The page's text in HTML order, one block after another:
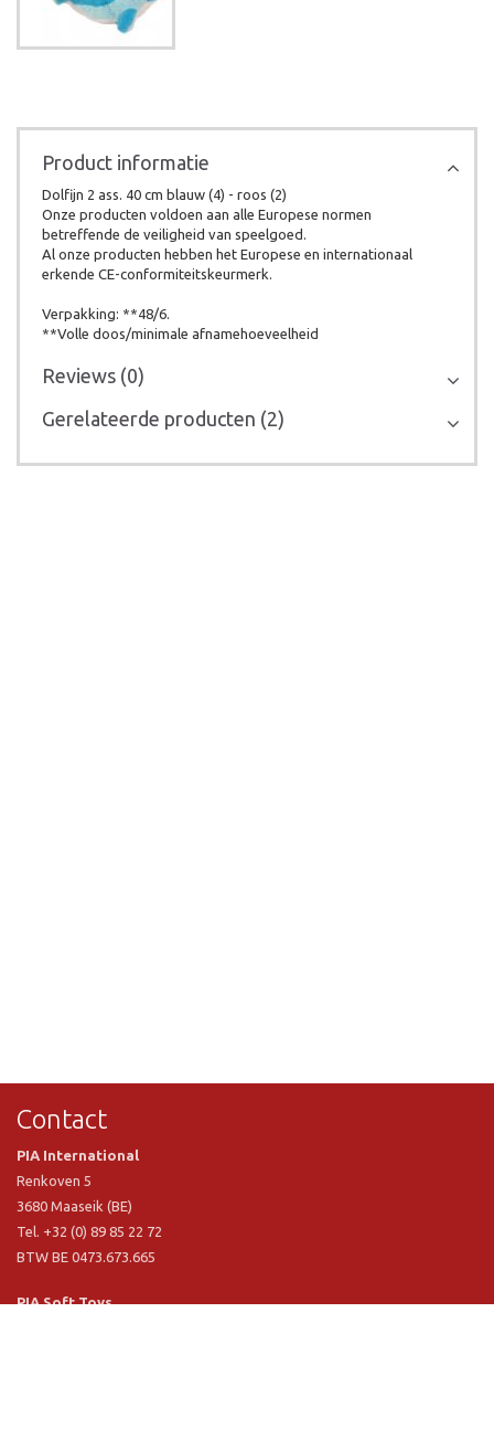
Product informatie
Dolfijn 2 ass. 40 cm blauw (4) - roos (2)
Onze producten voldoen aan alle Europese normen
betreffende de veiligheid van speelgoed.
Al onze producten hebben het Europese en internationaal
erkende CE-conformiteitskeurmerk.
Verpakking: **48/6.
**Volle doos/minimale afnamehoeveelheid
Reviews (0)
Gerelateerde producten (2)
Contact
PIA International
Renkoven 5
3680 Maaseik (BE)
Tel. +32 (0) 89 85 22 72
BTW BE 0473.673.665
PIA Soft Toys